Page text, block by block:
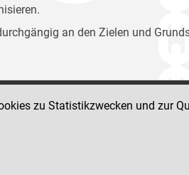
an den Zielen und
zu Statistikzwecken und zur